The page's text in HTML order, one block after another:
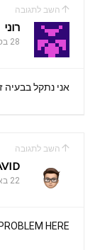
השב לתגובה
רוני
28 בספטמבר 2022 at 22:31
אני נתקל בבעיה
השב לתגובה
22 באוקטובר 2022 at 14:18
HERE